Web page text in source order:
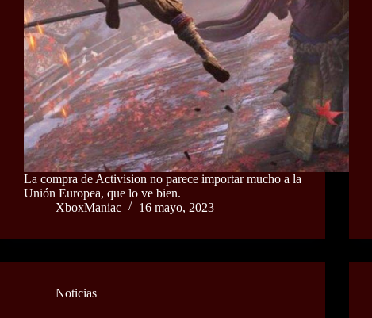
La compra de Activision no parece importar mucho a la
Unión Europea, que lo ve bien.
XboxManiac
16 mayo, 2023
Noticias